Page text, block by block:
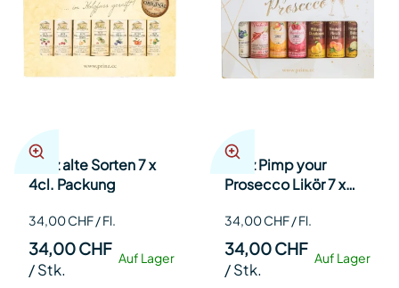
Prinz alte Sorten 7 x
4cl. Packung
34,00 CHF / Fl.
Auf Lager
34,00 CHF
/Stk.
Prinz Pimp your
Prosecco Likör 7 x
34,00 CHF / Fl.
Auf Lager
34,00 CHF
/Stk.